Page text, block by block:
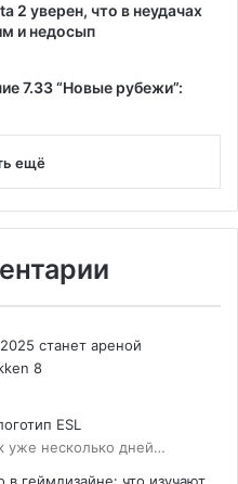
2 уверен, что в неудачах
и недосып
7.33 “Новые рубежи”:
ещё
станет ареной
8
ESL
уже несколько дней…